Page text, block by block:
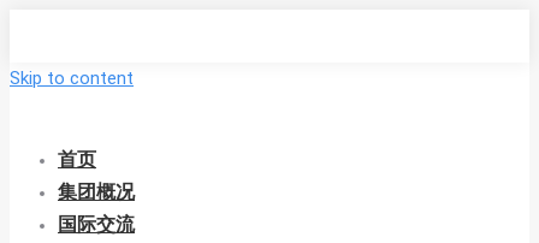
Skip to content
首页
集团概况
国际交流